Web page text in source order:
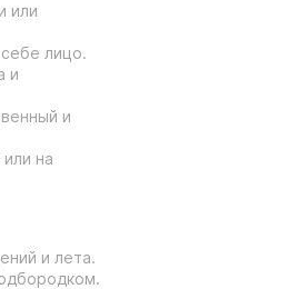
или
лицо.
и
и
на
и лета.